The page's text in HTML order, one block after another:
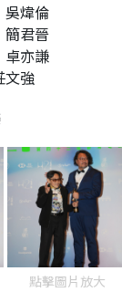
吳煒倫
簡君晉
卓亦謙
文強
點擊圖片放大